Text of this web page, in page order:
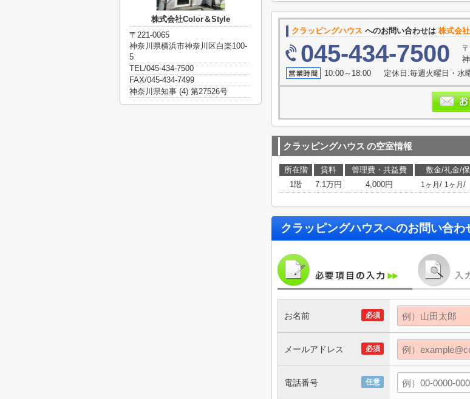
クラッピングハウス へのお問い合わせは 株式会
045-434-7500
10:00～18:00 定休日:毎週火曜日・水
クラッピングハウス の空室情報
所在階 賃料 管理費・共益費 敷金/礼金/
1階
7.1万円 4,000円 1ヶ月 / 1ヶ月 /
クラッピングハウスへのお問い合わ
必須
お名前
必須
メールアドレス
任意
電話番号
株式会社Color＆Style
〒221-0065
神奈川県横浜市神奈川区白楽100-
5
TEL/045-434-7500
FAX/045-434-7499
神奈川県知事 (4) 第27526号